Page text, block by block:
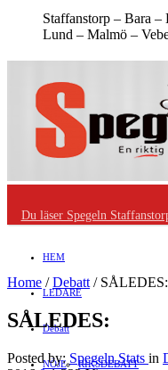
Staffanstorp – Bara –
Lund – Malmö –
Du läser Spegeln
HEM
LEDARE
Debatt
RIKSDEBATT
NÖJE
Home /Debatt / SÅLEDES:
SÅLEDES:
Posted by: Spegeln Stats in